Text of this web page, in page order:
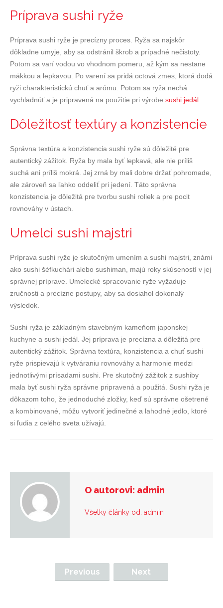
Príprava sushi ryže
Príprava sushi ryže je precízny proces. Ryža sa najskôr
dôkladne umyje, aby sa odstránil škrob a prípadné nečistoty.
Potom sa varí vodou vo vhodnom pomeru, až kým sa nestane
mäkkou a lepkavou. Po varení sa pridá octová zmes, ktorá dodá
ryži charakteristickú chuť a arómu. Potom sa ryža nechá
vychladnúť a je pripravená na použitie pri výrobe sushi jedál
Dôležitosť textúry a konzistencie
Správna textúra a konzistencia sushi ryže sú dôležité pre
autentický zážitok. Ryža by mala byť lepkavá, ale nie príliš
suchá ani príliš mokrá. Jej zrná by mali dobre držať pohromade,
ale zároveň sa ľahko oddeliť pri jedení. Táto správna
konzistencia je dôležitá pre tvorbu sushi roliek a pre pocit
rovnováhy v ústach.
Umelci sushi majstri
Príprava sushi ryže je skutočným umením a sushi majstri, známi
ako sushi šéfkuchári alebo sushiman, majú roky skúseností v jej
správnej príprave. Umelecké spracovanie ryže vyžaduje
zručnosti a precízne postupy, aby sa dosiahol dokonalý
výsledok.
Sushi ryža je základným stavebným kameňom japonskej
kuchyne a sushi jedál. Jej príprava je precízna a dôležitá pre
autentický zážitok. Správna textúra, konzistencia a chuť sushi
ryže prispievajú k vytváraniu rovnováhy a harmonie medzi
jednotlivými prísadami sushi. Pre skutočný zážitok z sushiby
mala byť sushi ryža správne pripravená a použitá. Sushi ryža je
dôkazom toho, že jednoduché zložky, keď sú správne ošetrené
a kombinované, môžu vytvoriť jedinečné a lahodné jedlo, ktoré
si ľudia z celého sveta užívajú.
O autorovi: admin
Všetky články od: admin
Previous Next